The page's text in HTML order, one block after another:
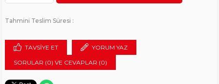
Tahmini Teslim Süresi :
TAVSIYE ET YORUM YAZ
SORULAR (0) VE CEVAPLAR (0)